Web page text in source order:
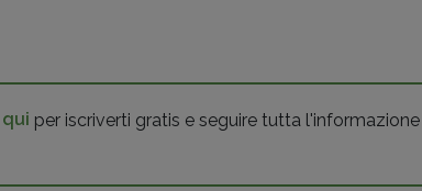
per iscriverti gratis e seguire tutta l'informazione